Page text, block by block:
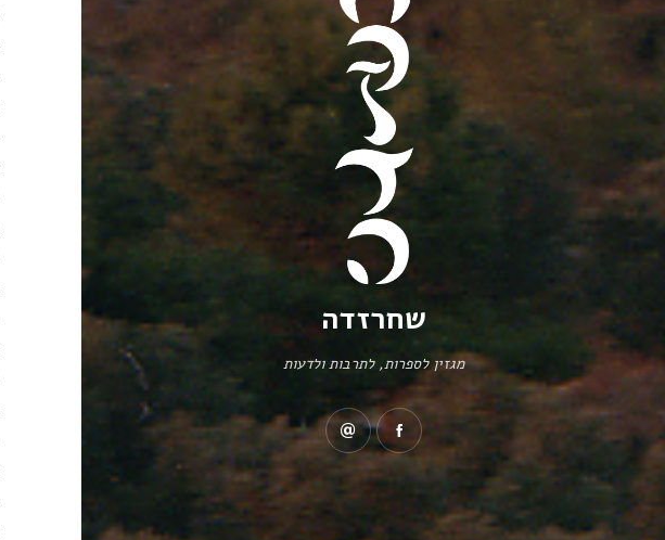
שחרזדה
מגזין לספרות, לתרבות ולדעות